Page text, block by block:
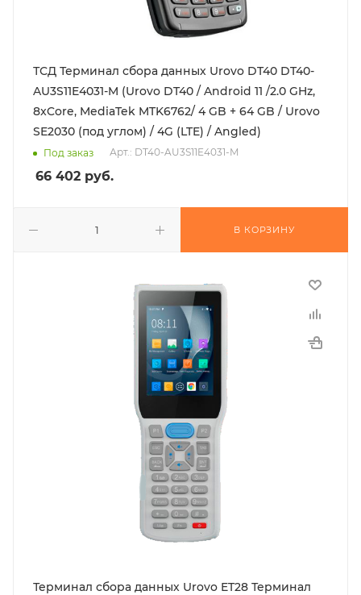
ТСД Терминал сбора данных Urovo DT40 DT40-
AU3S11E4031-M (Urovo DT40 / Android 11 /2.0 GHz,
8xCore, MediaTek MTK6762/ 4 GB + 64 GB / Urovo
SE2030 (под углом) / 4G (LTE) / Angled)
Под заказ Арт.: DT40-AU3S11E4031-M
66 402 руб.
В КОРЗИНУ
Терминал сбора данных Urovo ET28 Терминал